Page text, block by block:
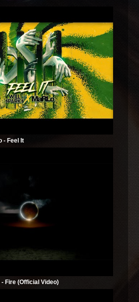
- Feel It
Fire (Official Video)